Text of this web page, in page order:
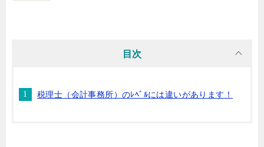
目次
税理士（会計事務所）のﾚﾍﾞﾙには違いがあります！